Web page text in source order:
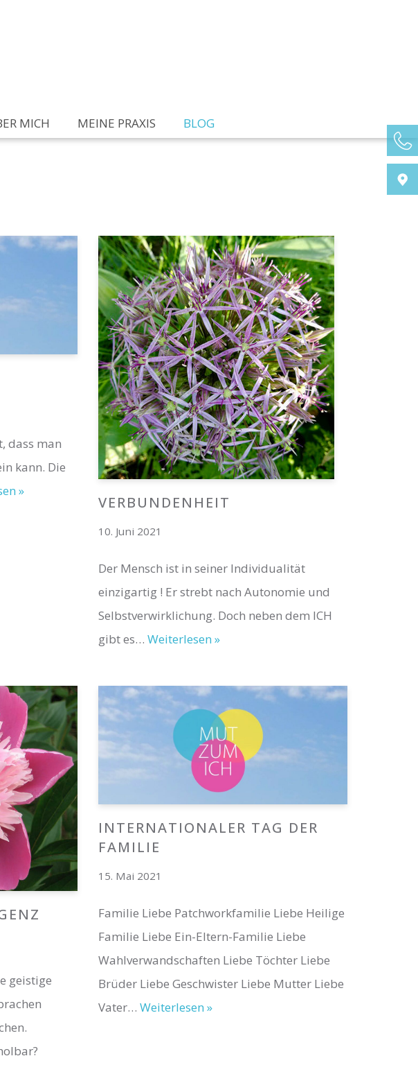
MICH MEINE PRAXIS BLOG
dass man
kann. Die
»
VERBUNDENHEIT
10. Juni 2021
Der Mensch ist in seiner Individualität
einzigartig ! Er strebt nach Autonomie und
Selbstverwirklichung. Doch neben dem ICH
gibt es… Weiterlesen »
geistige
INTERNATIONALER TAG DER
FAMILIE
15. Mai 2021
Familie Liebe Patchworkfamilie Liebe Heilige
Familie Liebe Ein-Eltern-Familie Liebe
Wahlverwandschaften Liebe Töchter Liebe
Brüder Liebe Geschwister Liebe Mutter Liebe
Vater… Weiterlesen »